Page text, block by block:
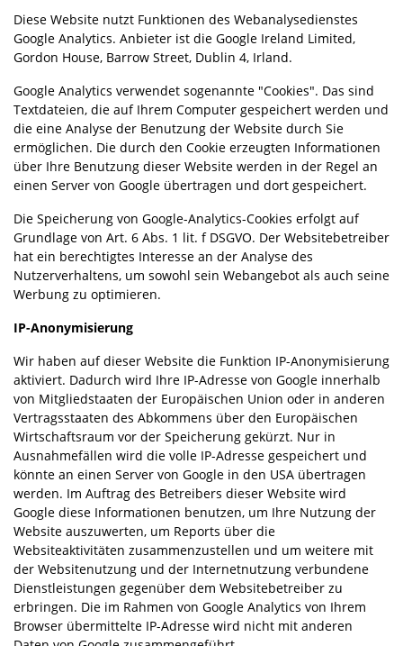
Diese Website nutzt Funktionen des Webanalysedienstes
Google Analytics. Anbieter ist die Google Ireland Limited,
Gordon House, Barrow Street, Dublin 4, Irland.
Google Analytics verwendet sogenannte "Cookies". Das sind
Textdateien, die auf Ihrem Computer gespeichert werden und
die eine Analyse der Benutzung der Website durch Sie
ermöglichen. Die durch den Cookie erzeugten Informationen
über Ihre Benutzung dieser Website werden in der Regel an
einen Server von Google übertragen und dort gespeichert.
Die Speicherung von Google-Analytics-Cookies erfolgt auf
Grundlage von Art. 6 Abs. 1 lit. f DSGVO. Der Websitebetreiber
hat ein berechtigtes Interesse an der Analyse des
Nutzerverhaltens, um sowohl sein Webangebot als auch seine
Werbung zu optimieren.
IP-Anonymisierung
Wir haben auf dieser Website die Funktion IP-Anonymisierung
aktiviert. Dadurch wird Ihre IP-Adresse von Google innerhalb
von Mitgliedstaaten der Europäischen Union oder in anderen
Vertragsstaaten des Abkommens über den Europäischen
Wirtschaftsraum vor der Speicherung gekürzt. Nur in
Ausnahmefällen wird die volle IP-Adresse gespeichert und
könnte an einen Server von Google in den USA übertragen
werden. Im Auftrag des Betreibers dieser Website wird
Google diese Informationen benutzen, um Ihre Nutzung der
Website auszuwerten, um Reports über die
Websiteaktivitäten zusammenzustellen und um weitere mit
der Websitenutzung und der Internetnutzung verbundene
Dienstleistungen gegenüber dem Websitebetreiber zu
erbringen. Die im Rahmen von Google Analytics von Ihrem
Browser übermittelte IP-Adresse wird nicht mit anderen